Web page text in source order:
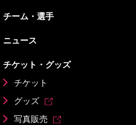
チーム・選手
ニュース
チケット・グッズ
チケット
グッズ
写真販売